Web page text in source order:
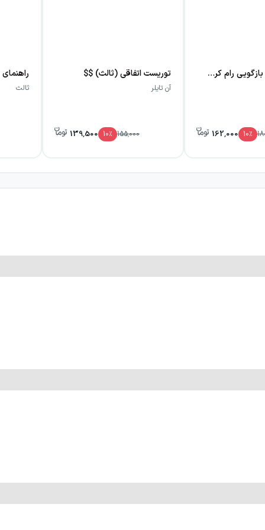
و خواننده را وادار می‌کند میان شیفتگی آغازین و واقعیت
سال‌ها ادامه پیدا می‌کند. حضور ظریف جزئیات
را ملموس‌تر می‌کند.
ازدواج آماتوری می‌تواند انتخابی مناسب برای شما باشد؛
و تأمل‌برانگیز درباره ازدواج، شخصیت و فاصله میان تصور و
کند.
دختر سرکه‌ای: بازگویی رام کردن زن سرکش
10٪ 162,000
توریست اتفاقی (ثالث) $$
آن تایلر
155,000
10٪ 139,500
ثالث